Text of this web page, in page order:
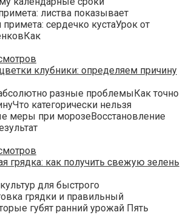
листва показывает
примета: сердечко кустаУрок от
клубники: определяем причину
разные проблемыКак точно
категорически нельзя
меры при морозеВосстановление
грядка: как получить свежую зелень
для быстрого
грядки и правильный
губят ранний урожай Пять